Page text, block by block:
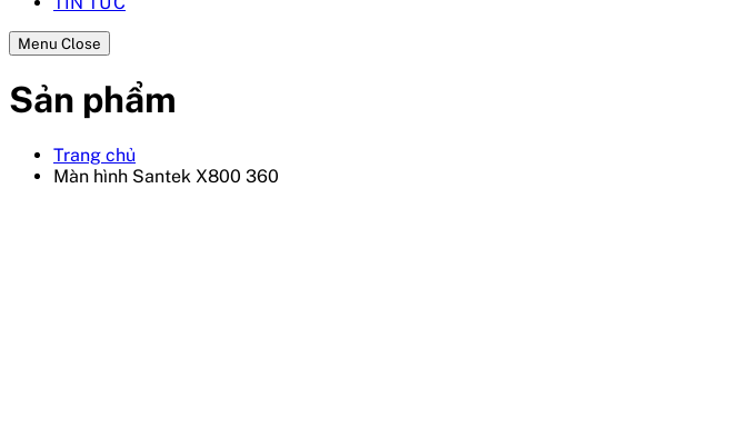
Menu Close
Sản phẩm
Trang chủ
Màn hình Santek X800 360